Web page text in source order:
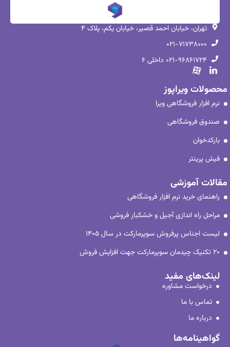
تهران، خیابان احمد قصیر، خیابان یکم، پلاک ۴
۰۲۱-۷۱۷۳۸۰۰۰
۰۲۱-۹۶۸۶۱۷۲۴ داخلی ۶
محصولات ویراپوز
نرم افزار فروشگاهی ویرا
صندوق فروشگاهی
بارکدخوان
فیش پرینتر
مقالات آموزشی
راهنمای خرید نرم افزار فروشگاهی
مراحل راه اندازی آجیل و خشکبار فروشی
لیست اجناس پرفروش سوپرمارکت در سال ۱۴۰۵
۲۰ تکنیک چیدمان سوپرمارکت جهت افزایش فروش
لینک‌های مفید
درخواست مشاوره
تماس با ما
درباره ما
گواهینامه‌ها